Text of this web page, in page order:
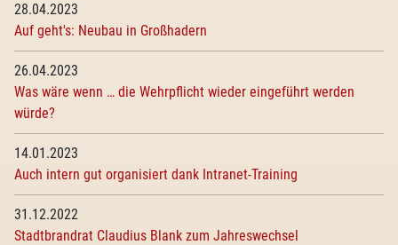
28.04.2023
Auf geht's: Neubau in Großhadern
26.04.2023
Was wäre wenn … die Wehrpflicht wieder eingeführt werden
würde?
14.01.2023
Auch intern gut organisiert dank Intranet-Training
31.12.2022
Stadtbrandrat Claudius Blank zum Jahreswechsel